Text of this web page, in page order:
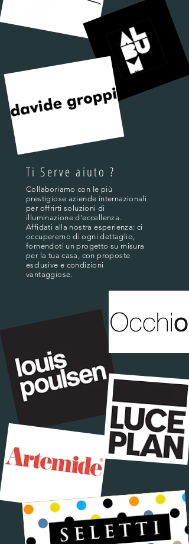
Ti Serve aiuto ?
Collaboriamo con le più
prestigiose aziende internazionali
per offrirti soluzioni di
illuminazione d’eccellenza.
Affidati alla nostra esperienza: ci
occuperemo di ogni dettaglio,
fornendoti un progetto su misura
per la tua casa, con proposte
esclusive e condizioni
vantaggiose.